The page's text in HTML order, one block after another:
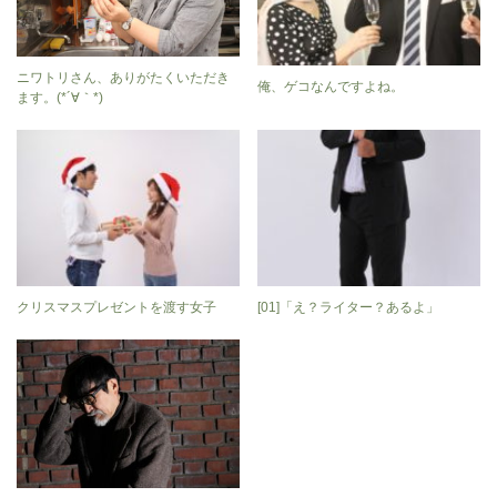
ニワトリさん、ありがたくいただき
ます。(*´∀｀*)
俺、ゲコなんですよね。
クリスマスプレゼントを渡す女子 [01]「え？ライター？あるよ」